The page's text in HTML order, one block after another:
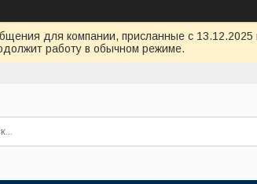
для компании, присланные с
работу в обычном режиме.